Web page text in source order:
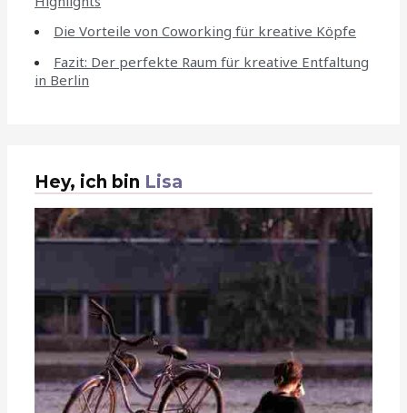
Die Vorteile von Coworking für kreative Köpfe
Fazit: Der perfekte Raum für kreative Entfaltung
in Berlin
Hey, ich bin Lisa